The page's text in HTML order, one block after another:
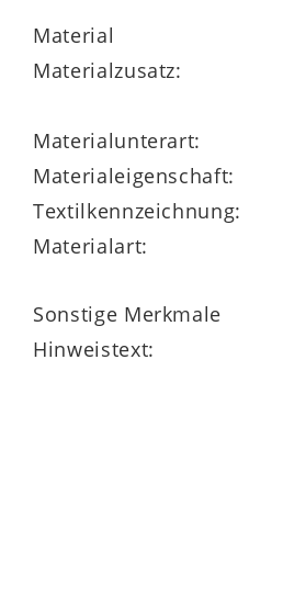
Highlights der Serie
serienmäßig in vielen
auch Überlängen und
Material
Materialzusatz:
Materialunterart:
Materialeigenschaft:
Textilkennzeichnung:
Materialart:
Sonstige Merkmale
Hinweistext: